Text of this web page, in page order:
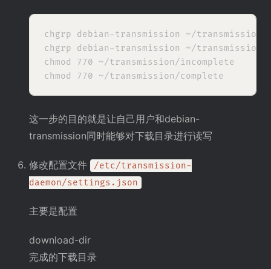
chgrp debian-transmission ~/transmission/
chgrp debian-transmission ~/transmission/
chmod 770 ~/transmission/incomplete
这一步的目的就是让自己用户和debian-
transmission同时能够对下载目录进行读写
修改配置文件
/etc/transmission-
daemon/settings.json
主要是配置
download-dir
完成的下载目录